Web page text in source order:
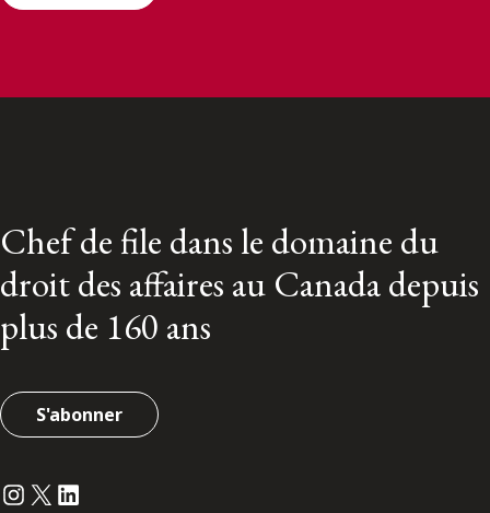
Chef de file dans le domaine du
droit des affaires au Canada depuis
plus de 160 ans
S'abonner
Instagram
Twitter
LinkedIn